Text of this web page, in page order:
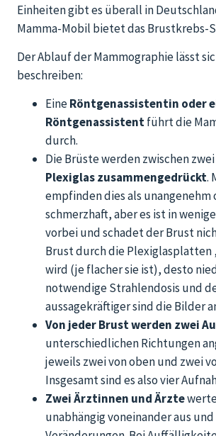
Einheiten gibt es überall in
Mamma-Mobil bietet das Brustkrebs-
Der Ablauf der Mammographie lässt
beschreiben:
EineRöntgenassistentin oder
Röntgenassistentführt die
durch.
Die Brüste werden zwischen zwei
Plexiglaszusammengedrückt.
empfinden dies als unangenehm
schmerzhaft, aber es ist in
vorbei und schadet der Brust
Brust durch die Plexiglasplatten
wird (je flacher sie ist), desto
notwendige Strahlendosis und
aussagekräftiger sind die Bilder
Von jeder Brust werden zwei
unterschiedlichen Richtungen
jeweils zwei von oben und zwei
Insgesamt sind es also vier
Zwei Ärztinnen und Ärzte
unabhängig voneinander aus